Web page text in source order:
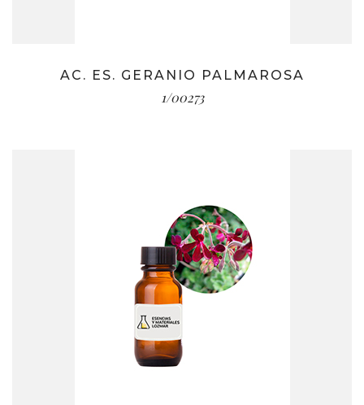
AC. ES. GERANIO PALMAROSA
1/00273